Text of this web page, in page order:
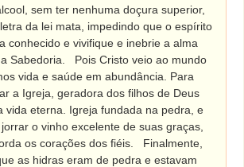
sem ter nenhuma doçura superior,
da lei mata, impedindo que o espírito
conhecido e vivifique e inebrie a alma
Sabedoria.
Pois Cristo veio ao mundo
vida e saúde em abundância. Para
a Igreja, geradora dos filhos de Deus
vida eterna. Igreja fundada na pedra, e
o vinho excelente de suas graças,
os corações dos fiéis.
Finalmente,
as hidras eram de pedra e estavam